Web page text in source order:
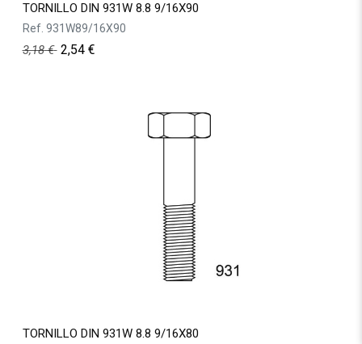
TORNILLO DIN 931W 8.8 9/16X90
Ref. 931W89/16X90
3,18€ 2,54€
TORNILLO DIN 931W 8.8 9/16X80